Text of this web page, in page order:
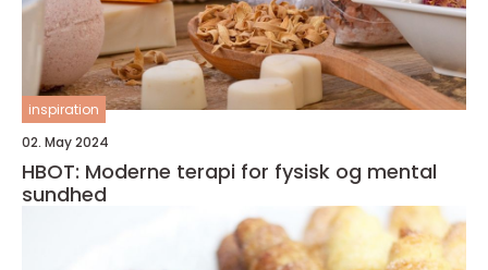
inspiration
02. May 2024
HBOT: Moderne terapi for fysisk og mental
sundhed